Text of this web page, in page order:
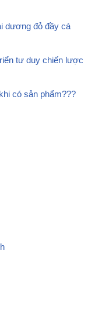
dương đỏ đầy cá
tư duy chiến lược
có sản phẩm???